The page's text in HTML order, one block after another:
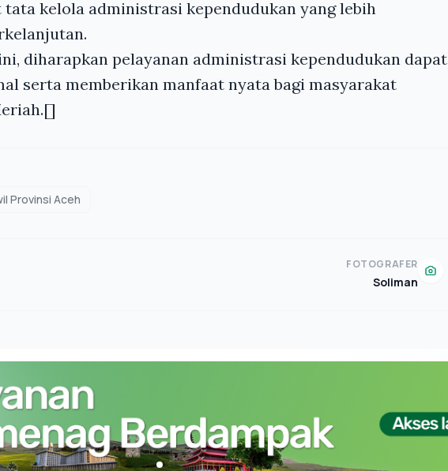
kelola administrasi kependudukan yang lebih
diharapkan pelayanan administrasi kependudukan dapat
serta memberikan manfaat nyata bagi masyarakat
Provinsi Aceh
FOTOGRAFER
Soliman